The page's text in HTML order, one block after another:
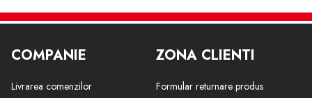
COMPANIE
Livrarea comenzilor
ZONA CLIENTI
Formular returnare produs